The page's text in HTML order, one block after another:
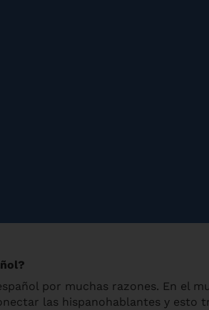
por muchas razones. En el
las hispanohablantes y esto